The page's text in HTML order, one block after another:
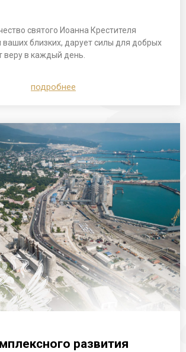
святого Иоанна Крестителя
ваших близких, дарует силы для добрых
веру в каждый день.
подробнее
развития